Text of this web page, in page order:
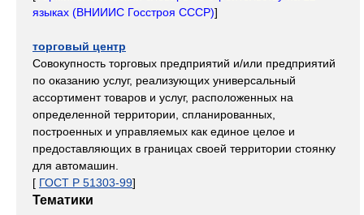
языках (ВНИИИС Госстроя СССР)]
торговый центр
Совокупность торговых предприятий и/или предприятий
по оказанию услуг, реализующих универсальный
ассортимент товаров и услуг, расположенных на
определенной территории, спланированных,
построенных и управляемых как единое целое и
предоставляющих в границах своей территории стоянку
для автомашин.
[ ГОСТ Р 51303-99]
Тематики